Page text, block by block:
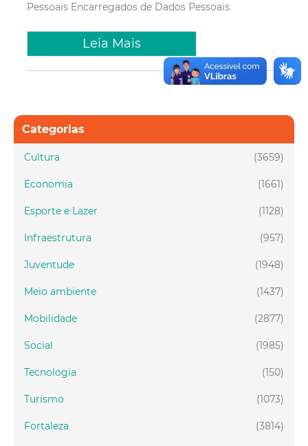
Pessoais Encarregados de Dados Pessoais
Leia Mais
Categorias
(3659)
Cultura
(1661)
Economia
(1128)
Esporte e Lazer
(957)
Infraestrutura
(1948)
Juventude
(1437)
Meio ambiente
(2877)
Mobilidade
(1985)
Social
(150)
Tecnologia
(1073)
Turismo
(3814)
Fortaleza